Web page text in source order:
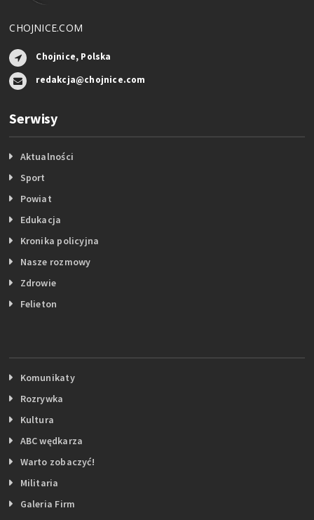
CHOJNICE.COM
Chojnice, Polska
redakcja@chojnice.com
Serwisy
Aktualności
Sport
Powiat
Edukacja
Kronika policyjna
Nasze rozmowy
Zdrowie
Felieton
Komunikaty
Rozrywka
Kultura
ABC wędkarza
Warto zobaczyć!
Militaria
Galeria Firm